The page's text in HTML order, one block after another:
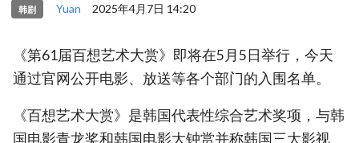
韩剧 Yuan 2025年4月7日 14:20
《第61届百想艺术大赏》即将在5月5日举行，今天
通过官网公开电影、放送等各个部门的入围名单。
《百想艺术大赏》是韩国代表性综合艺术奖项，与韩
国电影青龙奖和韩国电影大钟赏并称韩国三大影视